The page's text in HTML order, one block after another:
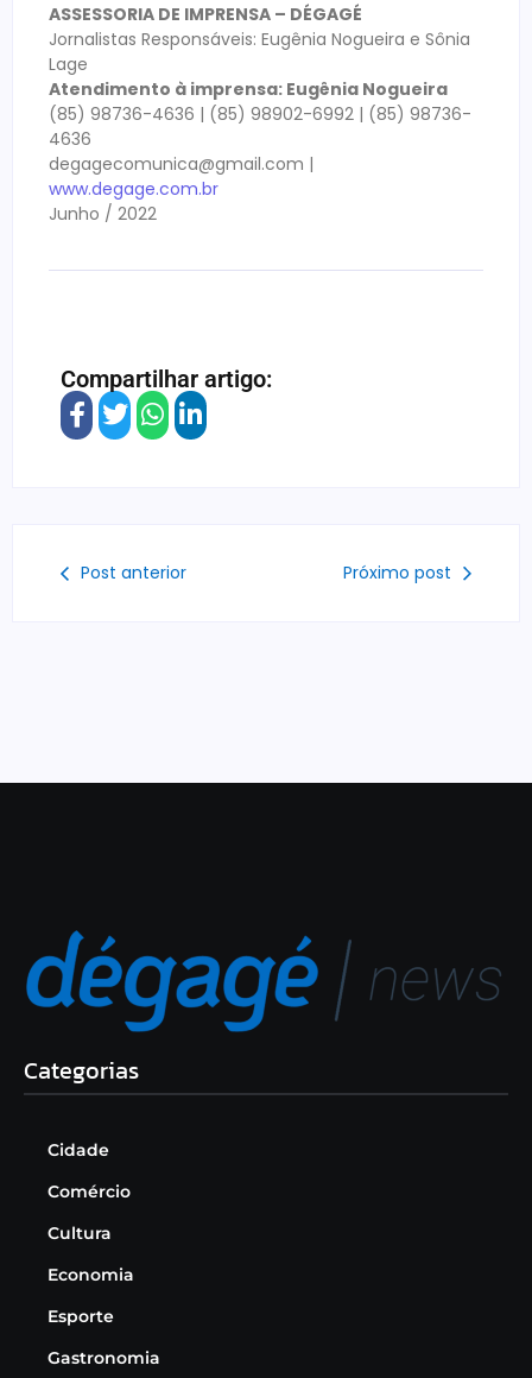
ASSESSORIA DE IMPRENSA – DÉGAGÉ
Jornalistas Responsáveis: Eugênia Nogueira e Sônia
Lage
Atendimento à imprensa: Eugênia Nogueira
(85) 98736-4636 | (85) 98902-6992 | (85) 98736-
4636
degagecomunica@gmail.com |
www.degage.com.br
Junho / 2022
Compartilhar artigo:
Post anterior Próximo post
Categorias
Cidade
Comércio
Cultura
Economia
Esporte
Gastronomia